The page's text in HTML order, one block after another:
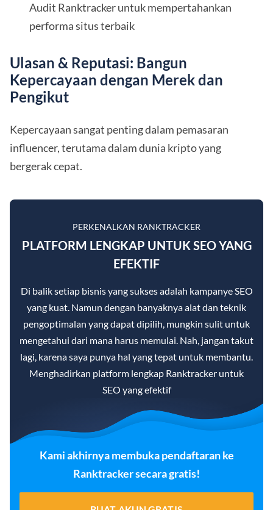
Audit Ranktracker untuk mempertahankan
performa situs terbaik
Ulasan & Reputasi: Bangun
Kepercayaan dengan Merek dan
Pengikut
Kepercayaan sangat penting dalam pemasaran
influencer, terutama dalam dunia kripto yang
bergerak cepat.
PERKENALKAN RANKTRACKER
PLATFORM LENGKAP UNTUK SEO YANG
EFEKTIF
Di balik setiap bisnis yang sukses adalah kampanye SEO
yang kuat. Namun dengan banyaknya alat dan teknik
pengoptimalan yang dapat dipilih, mungkin sulit untuk
mengetahui dari mana harus memulai. Nah, jangan takut
lagi, karena saya punya hal yang tepat untuk membantu.
Menghadirkan platform lengkap Ranktracker untuk
SEO yang efektif
Kami akhirnya membuka pendaftaran ke
Ranktracker secara gratis!